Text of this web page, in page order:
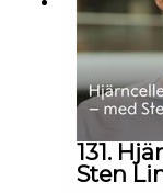
131.
Sten